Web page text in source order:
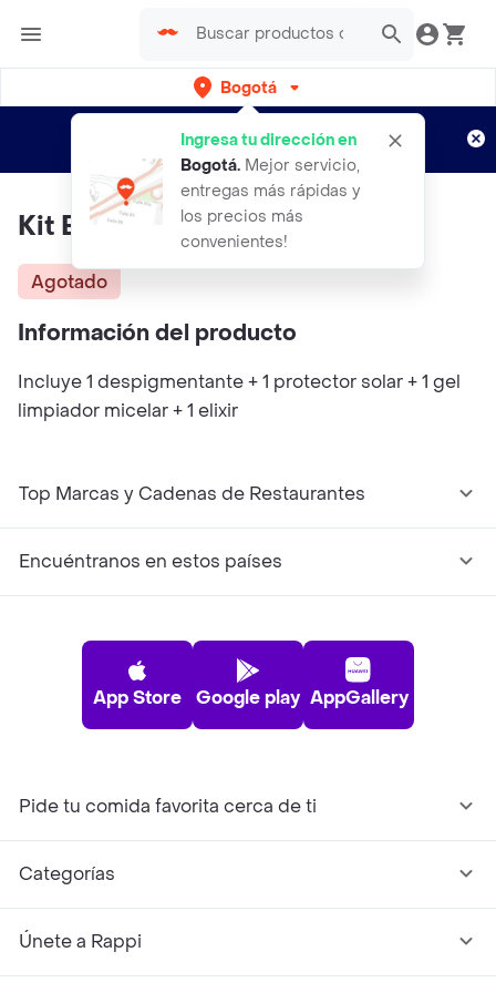
Bogotá
Ingresa tu dirección en
Bogotá. Mejor servicio,
entregas más rápidas y
los precios más
convenientes!
envíos gratis por semanas
Aplican TyC
Kit Belleza Total
Agotado
Información del producto
Incluye 1 despigmentante + 1 protector solar + 1 gel
limpiador micelar + 1 elixir
Top Marcas y Cadenas de Restaurantes
Encuéntranos en estos países
App Store Google play AppGallery
Pide tu comida favorita cerca de ti
Categorías
Únete a Rappi